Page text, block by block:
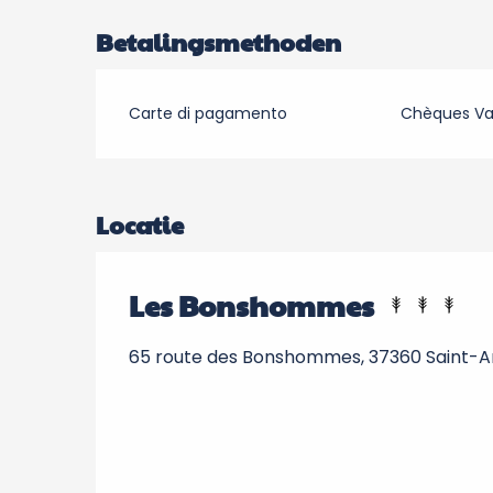
Betalingsmethoden
Carte di pagamento Chèques
Locatie
Les Bonshommes
65 route des Bonshommes, 37360 Saint-